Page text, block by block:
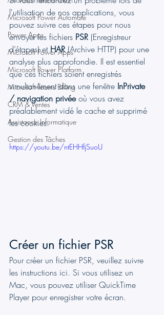
Microsoft Power Automate
Power Apps
Microsoft Power Apps
Microsoft Power Platform
Microsoft Teams Billing
CRM & Ventes
Assistance Informatique
Gestion des Tâches
l'utilisation de nos applications, vous
pouvez suivre ces étapes pour nous
envoyer les fichiers PSR (Enregistreur
d’étapes) et HAR (Archive HTTP) pour une
analyse plus approfondie. Il est essentiel
que ces fichiers soient enregistrés
simultanément dans une fenêtre InPrivate
/ navigation privée où vous avez
préalablement vidé le cache et supprimé
les cookies.
https://youtu.be/ntEHHfjSuoU
Créer un fichier PSR
Pour créer un fichier PSR, veuillez suivre
les instructions ici. Si vous utilisez un
Mac, vous pouvez utiliser QuickTime
Player pour enregistrer votre écran.